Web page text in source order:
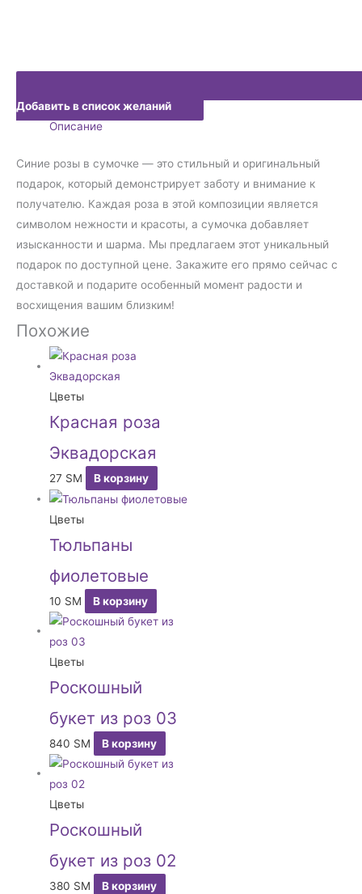
Добавить в список желаний
Описание
Синие розы в сумочке — это стильный и оригинальный
подарок, который демонстрирует заботу и внимание к
получателю. Каждая роза в этой композиции является
символом нежности и красоты, а сумочка добавляет
изысканности и шарма. Мы предлагаем этот уникальный
подарок по доступной цене. Закажите его прямо сейчас с
доставкой и подарите особенный момент радости и
восхищения вашим близким!
Похожие
Цветы
Красная роза
Эквадорская
27 ЅМ В корзину
Цветы
Тюльпаны
фиолетовые
10 ЅМ В корзину
Цветы
Роскошный
букет из роз 03
840 ЅМ В корзину
Цветы
Роскошный
букет из роз 02
380 ЅМ В корзину